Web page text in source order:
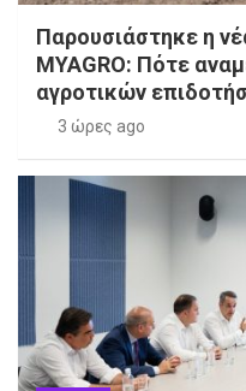
Παρουσιάστηκε η
MYAGRO: Πότε
αγροτικών
3 ώρες ago